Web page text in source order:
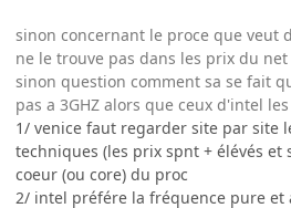
sinon concernant le proce que veut
ne le trouve pas dans les prix du net
sinon question comment sa se fait
pas a 3GHZ alors que ceux d'intel
1/ venice faut regarder site par site
techniques (les prix spnt + élévés et
coeur (ou core) du proc
2/ intel préfére la fréquence pure et